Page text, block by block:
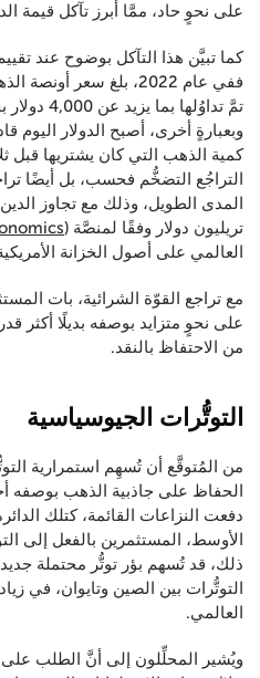
على نحوٍ حاد، ممَّا أبرز تآكل قيمة
كما تبيَّن هذا التآكل بوضوح عند
وبعبارةٍ أخرى، أصبح الدولار
كمية الذهب التي كان يشتريها قبل
التراجُع التضخُّم فحسب، بل أيضًا
تريليون دولار وفقًا لمنصَّة (
العالمي على أصول الخزانة
مع تراجع القوّة الشرائية، بات
على نحوٍ متزايد بوصفه بديلًا أكثر
من الاحتفاظ بالنقد.
التوتُّرات الجيوسياسية
من المُتوقَّع أن تُسهِم استمرارية
الحفاظ على جاذبية الذهب بوصفه
دفعت النزاعات القائمة، كتلك
الأوسط، المستثمرين بالفعل إلى
ذلك، قد تُسهم بؤر توتُّر محتملة
التوتُّرات بين الصين وتايوان، في
العالمي.
ويُشير المحلِّلون إلى أنَّ الطلب على